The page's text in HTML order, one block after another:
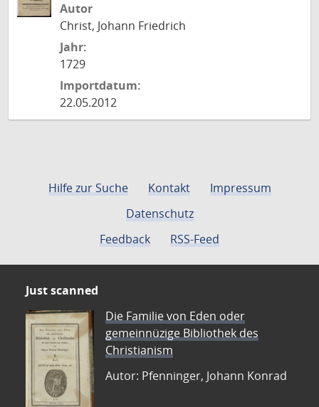
Autor
Christ, Johann Friedrich
Jahr:
1729
Importdatum:
22.05.2012
Hilfe zur Suche Kontakt
Impressum
Datenschutz
Feedback
RSS-Feed
Just scanned
Die Familie von Eden oder
gemeinnüzige Bibliothek des
Christianism
Autor: Pfenninger, Johann Konrad